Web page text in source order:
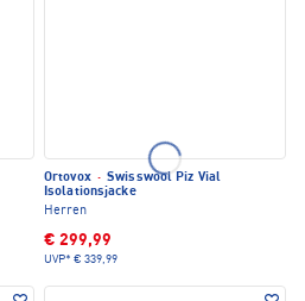
Ortovox · Swisswool Piz Vial
Isolationsjacke
Herren
€ 299,99
UVP* € 339,99